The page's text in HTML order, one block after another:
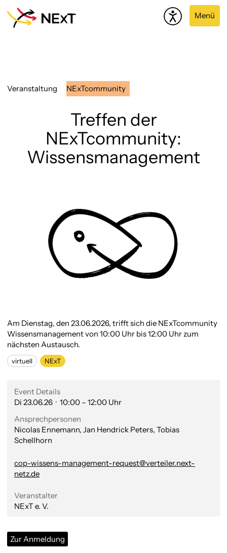
Menü
Veranstaltung NExTcommunity
Treffen der
NExTcommunity:
Wissensmanagement
Am Dienstag, den 23.06.2026, trifft sich die NExTcommunity
Wissensmanagement von 10:00 Uhr bis 12:00 Uhr zum
nächsten Austausch.
virtuell NExT
Event Details
Di 23.06.26 · 10:00 – 12:00 Uhr
Ansprechpersonen
Nicolas Ennemann, Jan Hendrick Peters, Tobias
Schellhorn
cop-wissens-management-request@verteiler.next-
netz.de
Veranstalter
NExT e. V.
Zur Anmeldung